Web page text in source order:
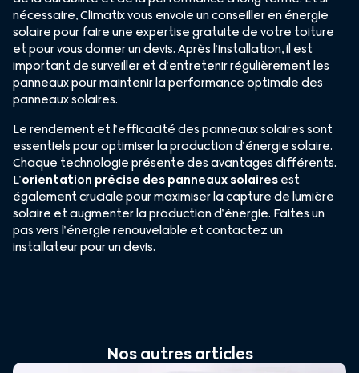
nécessaire, Climatix vous envoie un conseiller en énergie
solaire pour faire une expertise gratuite de votre toiture
et pour vous donner un devis. Après l’installation, il est
important de surveiller et d’entretenir régulièrement les
panneaux pour maintenir la performance optimale des
panneaux solaires.
Le rendement et l’efficacité des panneaux solaires sont
essentiels pour optimiser la production d’énergie solaire.
Chaque technologie présente des avantages différents.
L’orientation précise des panneauxsolairesest
également cruciale pour maximiser la capture de lumière
solaire et augmenter la production d’énergie. Faites un
pas vers l’énergie renouvelable et contactez un
installateur pour un devis.
Nos autres articles